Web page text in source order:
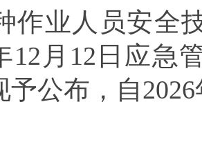
作业人员安全
12月12日应急
予公布，自